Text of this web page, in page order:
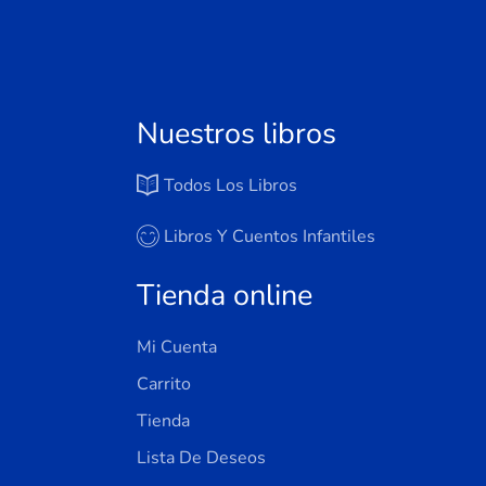
Nuestros libros
Todos Los Libros
Libros Y Cuentos Infantiles
Tienda online
Mi Cuenta
Carrito
Tienda
Lista De Deseos